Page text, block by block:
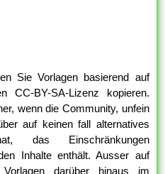
Sie Vorlagen basierend auf
CC-BY-SA-Lizenz kopieren.
wenn die Community, unfein
auf keinen fall alternatives
das Einschränkungen
Inhalte enthält. Ausser auf
darüber hinaus im